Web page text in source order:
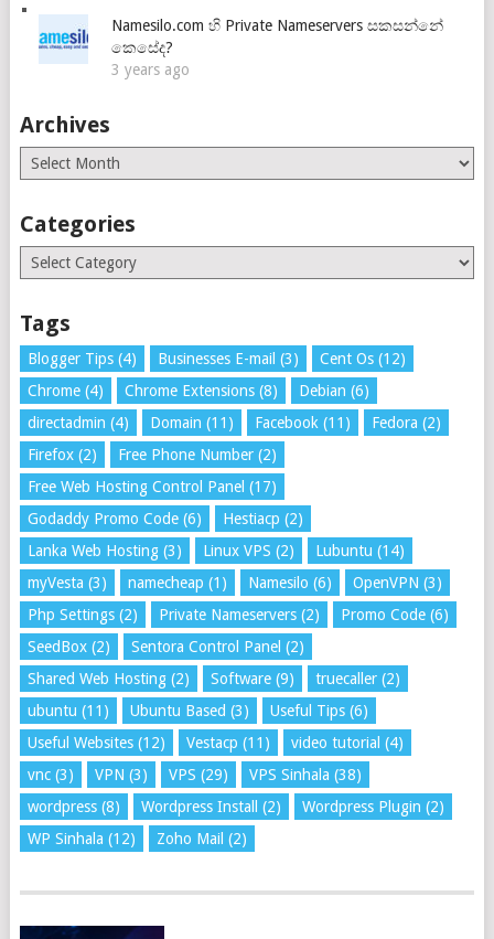
Namesilo.com හි Private Nameservers සකසන්නේ
කෙසේද?
3 years ago
Archives
Archives
Categories
Categories
Tags
Blogger Tips(4) Businesses E-mail (3) Cent Os(12)
Chrome(4) Chrome Extensions(8) Debian (6)
directadmin (4) Domain (11) Facebook (11) Fedora (2)
Firefox(2) Free Phone Number(2)
Free Web Hosting Control Panel (17)
Godaddy Promo Code(6) Hestiacp (2)
Lanka Web Hosting(3) Linux VPS (2) Lubuntu (14)
myVesta (3) namecheap (1) Namesilo (6) OpenVPN (3)
Php Settings(2) Private Nameservers(2) Promo Code(6)
SeedBox(2) Sentora Control Panel (2)
Shared Web Hosting(2) Software(9) truecaller(2)
ubuntu (11) Ubuntu Based (3) Useful Tips(6)
Useful Websites(12) Vestacp (11) video tutorial (4)
vnc(3) VPN (3) VPS (29) VPS Sinhala (38)
wordpress(8) Wordpress Install (2) Wordpress Plugin (2)
WP Sinhala (12) Zoho Mail (2)